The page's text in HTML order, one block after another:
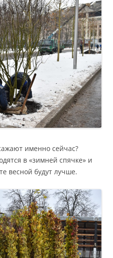
именно сейчас?
в «зимней спячке» и
весной будут лучше.